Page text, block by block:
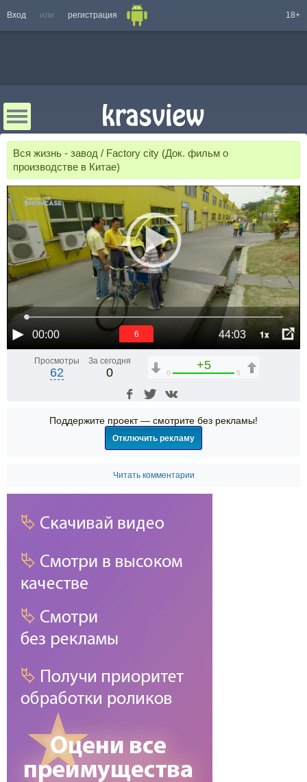
Вход или регистрация 18+
Вся жизнь - завод / Factory city (Док. фильм о
производстве в Китае)
00:00 44:03 1x
6
Просмотры
62
За сегодня
0
+5
0 5
Поддержите проект — смотрите без рекламы!
Отключить рекламу
Читать комментарии